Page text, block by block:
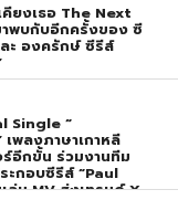
ยงเธอ The Next
าพบกับอีกครั้งของ ซี
ะ องครักษ์ ซีรีส์
Single “
พลงภาษาเกาหลี
อีกขั้น ร่วมงานทีม
ะกอบซีรีส์ “Paul
ล่น MV ส่งเทรนด์ X